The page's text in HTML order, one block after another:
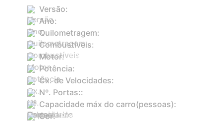
Versão:
Ano:
Quilometragem:
Combustíveis:
Motor: 999
Potência:
Cx. de Velocidades:
Nº. Portas::
Capacidade máx do carro(pessoas):
Cor: Prateado